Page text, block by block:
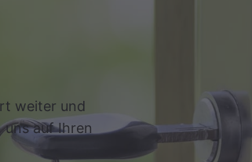
weiter und
auf Ihren